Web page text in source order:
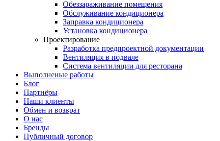
Обеззараживание помещения
Обслуживание кондиционера
Заправка кондиционера
Установка кондиционера
Проектирование
Разработка предпроектной документации
Вентиляция в подвале
Система вентиляции для ресторана
Выполненые работы
Блог
Партнёры
Наши клиенты
Обмен и возврат
О нас
Бренды
Публичный договор